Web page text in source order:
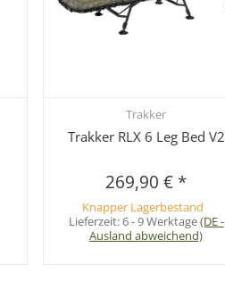
Schnellkauf
Trakker
Trakker RLX 6 Leg Bed V2
269,90 € *
Knapper Lagerbestand
Lieferzeit:6 - 9 Werktage(DE -
Ausland abweichend)